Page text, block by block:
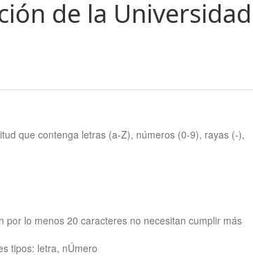
de la
que contenga letras (a-Z), números (0-9), rayas (-),
lo menos 20 caracteres no necesitan cumplir más
tipos: letra, nÚmero